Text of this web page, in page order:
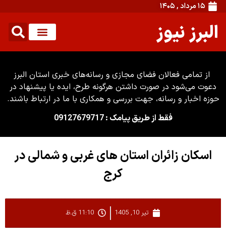
۱۵ مرداد , ۱۴۰۵
البرز نیوز
از تمامی فعالان فضای مجازی و رسانه‌های خبری استان البرز
دعوت می‌شود در صورت داشتن هرگونه طرح، ایده یا پیشنهاد در
حوزه اخبار و رسانه، جهت بررسی و همکاری با ما در ارتباط باشند.
فقط از طریق پیامک : 09127679717
اسکان زائران استان های غربی و شمالی در
کرج
تیر 10, 1405 11:10 ق.ظ